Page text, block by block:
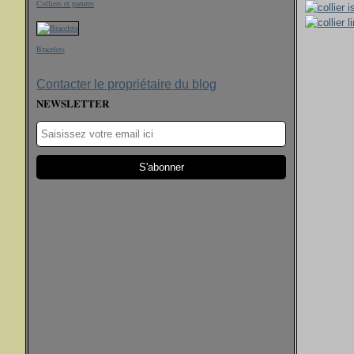
Colliers et parures
Bracelets
Contacter le propriétaire du blog
NEWSLETTER